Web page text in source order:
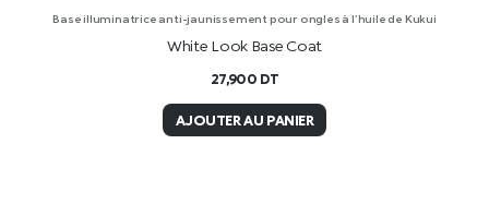
Base illuminatrice anti-jaunissement pour ongles à l’huile de Kukui
White Look Base Coat
27,900 DT
AJOUTER AU PANIER